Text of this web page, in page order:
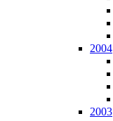
2004
2003